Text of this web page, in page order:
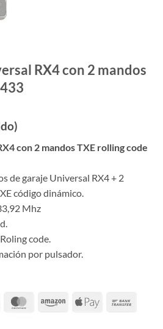
RX4 con 2 mandos
con 2 mandos TXE rolling code
de garaje Universal RX4 + 2
código dinámico.
Mhz
code.
por pulsador.